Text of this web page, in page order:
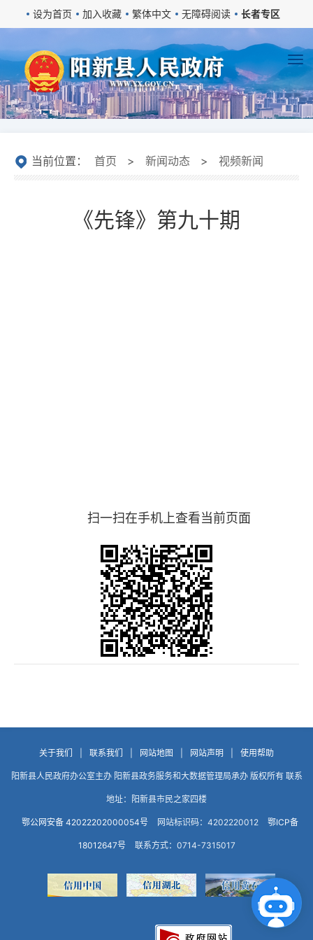
设为首页 加入收藏 繁体中文 无障碍阅读 长者专区
当前位置： 首页 > 新闻动态 > 视频新闻
《先锋》第九十期
扫一扫在手机上查看当前页面
关于我们 联系我们 网站地图 网站声明 使用帮助
阳新县人民政府办公室主办 阳新县政务服务和大数据管理局承办 版权所有 联系
地址：阳新县市民之家四楼
鄂公网安备 42022202000054号 网站标识码：4202220012 鄂ICP备
18012647号 联系方式：0714-7315017